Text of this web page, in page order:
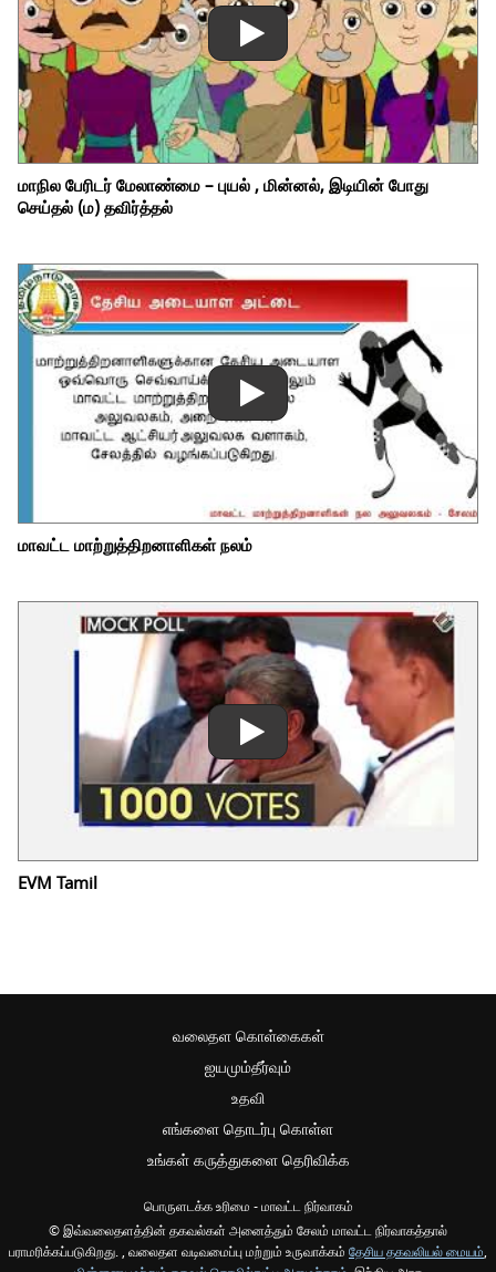
மாநில பேரிடர் மேலாண்மை – புயல் , மின்னல், இடியின் போது
செய்தல் (ம) தவிர்த்தல்
மாவட்ட மாற்றுத்திறனாளிகள் நலம்
EVM Tamil
வலைதள கொள்கைகள்
ஐயமும்தீர்வும்
உதவி
எங்களை தொடர்பு கொள்ள
உங்கள் கருத்துகளை தெரிவிக்க
பொருளடக்க உரிமை - மாவட்ட நிர்வாகம்
© இவ்வலைதளத்தின் தகவல்கள் அனைத்தும் சேலம் மாவட்ட நிர்வாகத்தால்
பராமரிக்கப்படுகிறது. , வலைதள வடிவமைப்பு மற்றும் உருவாக்கம் தேசிய தகவலியல் மையம்,